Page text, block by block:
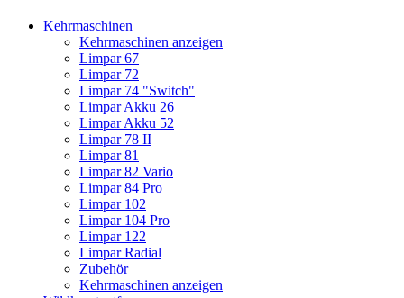
Kehrmaschinen
Kehrmaschinen anzeigen
Limpar 67
Limpar 72
Limpar 74 "Switch"
Limpar Akku 26
Limpar Akku 52
Limpar 78 II
Limpar 81
Limpar 82 Vario
Limpar 84 Pro
Limpar 102
Limpar 104 Pro
Limpar 122
Limpar Radial
Zubehör
Kehrmaschinen anzeigen